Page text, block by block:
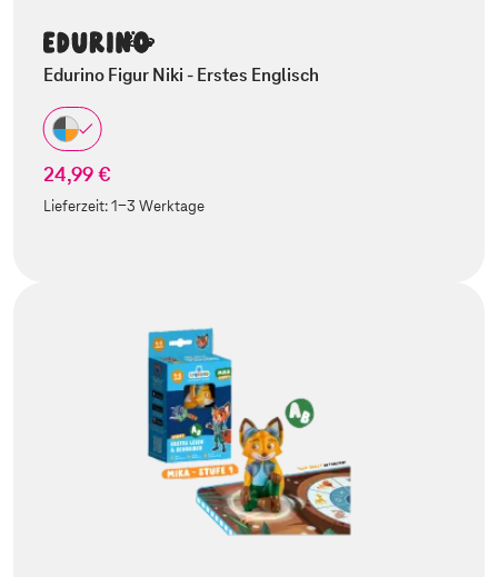
Edurino Figur Niki - Erstes Englisch
24,99 €
Lieferzeit:1-3 Werktage